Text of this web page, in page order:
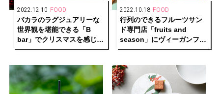
2022.12.10 FOOD
バカラのラグジュアリーな
世界観を堪能できる「B
bar」でクリスマスを感じる
オリジナルカクテル提供中
2022.10.18 FOOD
行列のできるフルーツサン
ド専門店「fruits and
season」にヴィーガンフル
ーツタルトが新登場